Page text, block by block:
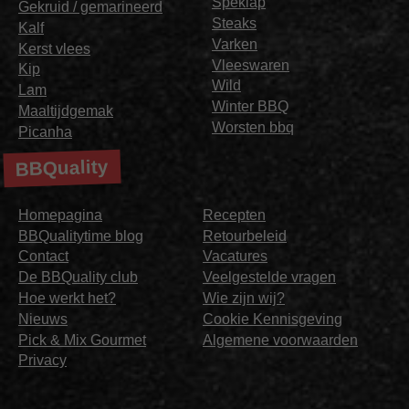
Gekruid / gemarineerd
Kalf
Kerst vlees
Kip
Lam
Maaltijdgemak
Picanha
Steaks
Varken
Vleeswaren
Wild
Winter BBQ
Worsten bbq
BBQuality
Homepagina
BBQualitytime blog
Contact
De BBQuality club
Hoe werkt het?
Nieuws
Pick & Mix Gourmet
Privacy
Recepten
Retourbeleid
Vacatures
Veelgestelde vragen
Wie zijn wij?
Cookie Kennisgeving
Algemene voorwaarden